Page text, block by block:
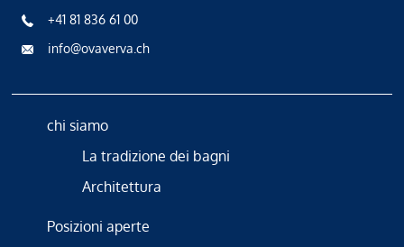
+41 81 836 61 00
info@ovaverva.ch
chi siamo
La tradizione dei bagni
Architettura
Posizioni aperte